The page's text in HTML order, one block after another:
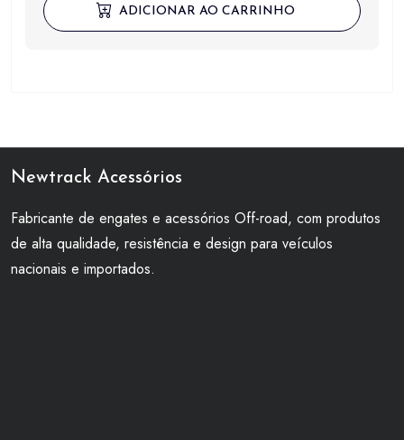
ADICIONAR AO CARRINHO
Newtrack Acessórios
Fabricante de engates e acessórios Off-road, com produtos
de alta qualidade, resistência e design para veículos
nacionais e importados.